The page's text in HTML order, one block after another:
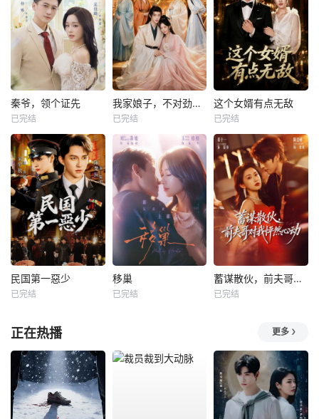
秦爷，领个证先
已完结
我家娘子，不对劲第四季
已完结
这个女婿有点无敌
已完结
民国第一惡少
已完结
移巢
已完结
蓄谋散伙，前夫哥对我怦然心动
已完结
正在热播 更多